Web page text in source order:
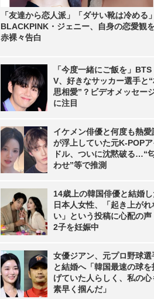
「友達から恋人派」「ダサい靴は冷める」
BLACKPINK・ジェニー、自身の恋愛観
赤裸々告白
「今度一緒にご飯を」BTS
V、好きなサッカー選手と“
思相愛”？ビデオメッセー
に注目
イケメン俳優と何度も熱愛
が浮上していた元K-POPア
ドル、ついに沈黙破る…“
わせ”等で推測
14歳上の韓国俳優と結婚し
日本人女性、「起き上がれ
い」という投稿に心配の声
2子を妊娠中
女優ジアン、元プロ野球選
と結婚へ「韓国最速の球を
げていた人らしく、私の心
素早く掴んだ」